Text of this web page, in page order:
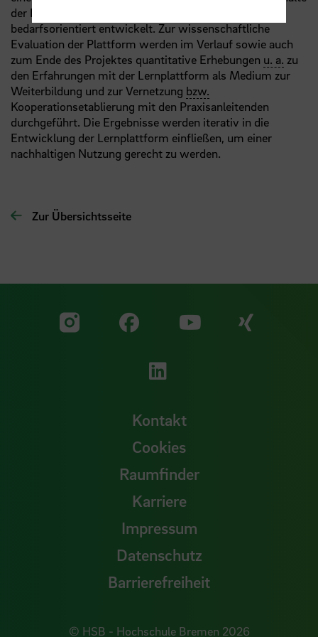
der Lernplattform werden literaturgestützt sowie
bedarfsorientiert entwickelt. Zur wissenschaftliche
Evaluation der Plattform werden im Verlauf sowie auch
zum Ende des Projektes quantitative Erhebungen u. a. zu
den Erfahrungen mit der Lernplattform als Medium zur
Weiterbildung und zur Vernetzung bzw.
Kooperationsetablierung mit den Praxisanleitenden
durchgeführt. Die Ergebnisse werden iterativ in die
Entwicklung der Lernplattform einfließen, um einer
nachhaltigen Nutzung gerecht zu werden.
Zur Übersichtsseite
Zu unserer Facebook
Zu
Zu unserer
Kontakt
Cookies
Raumfinder
Karriere
Impressum
Datenschutz
Barrierefreiheit
© HSB - Hochschule Bremen 2026